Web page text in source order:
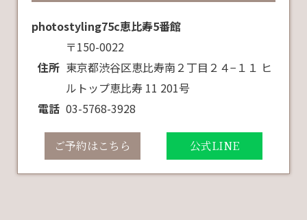
photostyling75c恵比寿5番館
住所
〒150-0022
東京都渋谷区恵比寿南２丁目２４−１１ ヒ
ルトップ恵比寿 11 201号
電話 03-5768-3928
ご予約はこちら 公式LINE